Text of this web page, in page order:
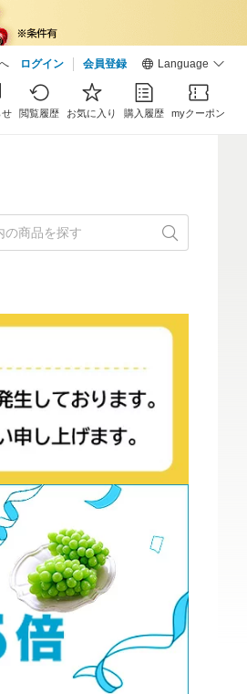
ログイン 会員登録 Language
せ 閲覧履歴 お気に入り 購入履歴 myクーポン